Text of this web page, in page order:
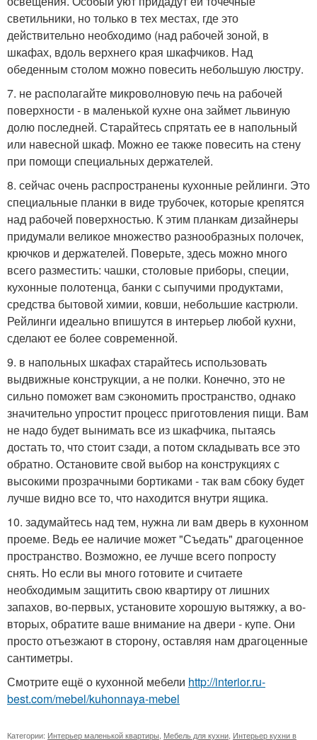
светильники, но только в тех местах, где это
действительно необходимо (над рабочей зоной, в
шкафах, вдоль верхнего края шкафчиков. Над
обеденным столом можно повесить небольшую люстру.
7. не располагайте микроволновую печь на рабочей
поверхности - в маленькой кухне она займет львиную
долю последней. Старайтесь спрятать ее в напольный
или навесной шкаф. Можно ее также повесить на стену
при помощи специальных держателей.
8. сейчас очень распространены кухонные рейлинги. Это
специальные планки в виде трубочек, которые крепятся
над рабочей поверхностью. К этим планкам дизайнеры
придумали великое множество разнообразных полочек,
крючков и держателей. Поверьте, здесь можно много
всего разместить: чашки, столовые приборы, специи,
кухонные полотенца, банки с сыпучими продуктами,
средства бытовой химии, ковши, небольшие кастрюли.
Рейлинги идеально впишутся в интерьер любой кухни,
сделают ее более современной.
9. в напольных шкафах старайтесь использовать
выдвижные конструкции, а не полки. Конечно, это не
сильно поможет вам сэкономить пространство, однако
значительно упростит процесс приготовления пищи. Вам
не надо будет вынимать все из шкафчика, пытаясь
достать то, что стоит сзади, а потом складывать все это
обратно. Остановите свой выбор на конструкциях с
высокими прозрачными бортиками - так вам сбоку будет
лучше видно все то, что находится внутри ящика.
10. задумайтесь над тем, нужна ли вам дверь в кухонном
проеме. Ведь ее наличие может "Съедать" драгоценное
пространство. Возможно, ее лучше всего попросту
снять. Но если вы много готовите и считаете
необходимым защитить свою квартиру от лишних
запахов, во-первых, установите хорошую вытяжку, а во-
вторых, обратите ваше внимание на двери - купе. Они
просто отъезжают в сторону, оставляя нам драгоценные
сантиметры.
Смотрите ещё о кухонной мебели http://interior.ru-
best.com/mebel/kuhonnaya-mebel
Категории: Интерьер маленькой квартиры, Мебель для кухни, Интерьер кухни в